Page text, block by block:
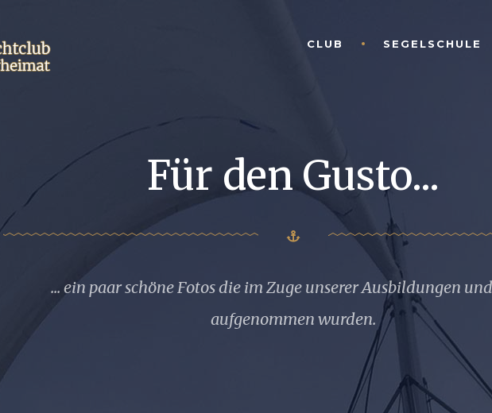
CLUB SEGELSCHULE
Für den Gusto...
... ein paar schöne Fotos die im Zuge unserer Ausbildungen
aufgenommen wurden.